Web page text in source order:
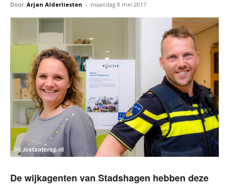
Door Arjan Alderliesten - maandag 8 mei 2017
De wijkagenten van Stadshagen hebben deze